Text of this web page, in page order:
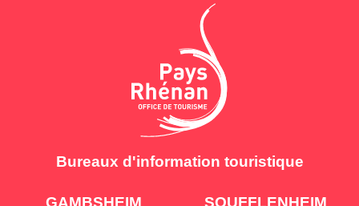
Bureaux d'information touristique
GAMBSHEIM SOUFFLENHEIM